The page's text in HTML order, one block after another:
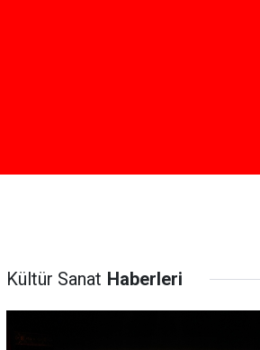
Kültür Sanat Haberleri